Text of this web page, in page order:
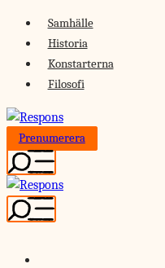
Skip
content
Samhälle
Historia
Konstarterna
Filosofi
Prenumerera